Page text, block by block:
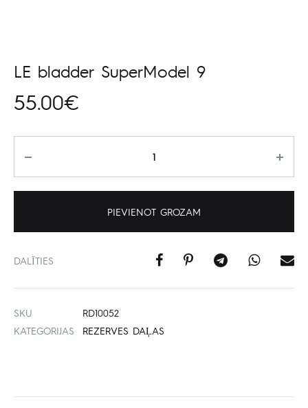
LE bladder SuperModel 9
55.00€
PIEVIENOT GROZAM
DALĪTIES
SKU
RD10052
KATEGORIJAS
REZERVES DAĻAS